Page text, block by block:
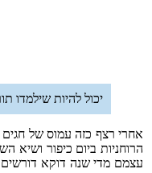
יכול להיות שילמדו
אחרי רצף כזה עמוס של
הרוחניות ביום כיפור
עצמם מדי שנה דוקא דורשים